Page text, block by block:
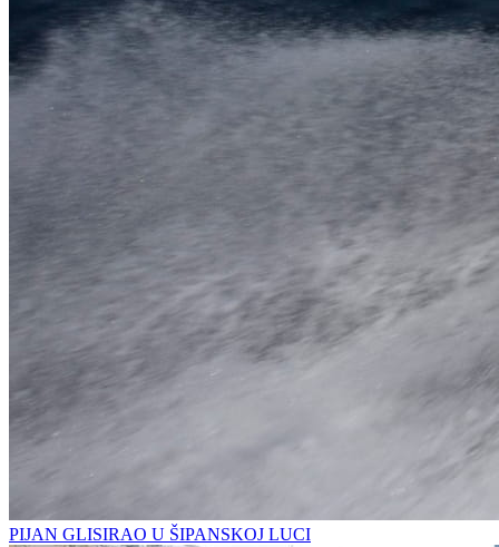
PIJAN GLISIRAO U ŠIPANSKOJ LUCI